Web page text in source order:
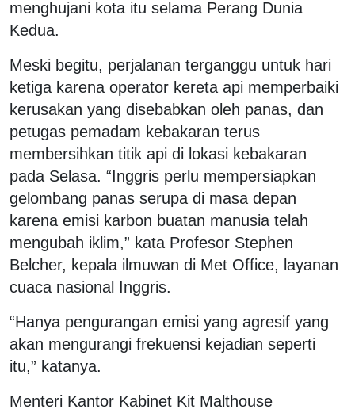
menghujani kota itu selama Perang Dunia
Kedua.
Meski begitu, perjalanan terganggu untuk hari
ketiga karena operator kereta api memperbaiki
kerusakan yang disebabkan oleh panas, dan
petugas pemadam kebakaran terus
membersihkan titik api di lokasi kebakaran
pada Selasa. “Inggris perlu mempersiapkan
gelombang panas serupa di masa depan
karena emisi karbon buatan manusia telah
mengubah iklim,” kata Profesor Stephen
Belcher, kepala ilmuwan di Met Office, layanan
cuaca nasional Inggris.
“Hanya pengurangan emisi yang agresif yang
akan mengurangi frekuensi kejadian seperti
itu,” katanya.
Menteri Kantor Kabinet Kit Malthouse